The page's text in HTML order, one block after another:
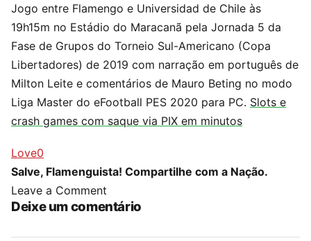
Jogo entre Flamengo e Universidad de Chile às
19h15m no Estádio do Maracanã pela Jornada 5 da
Fase de Grupos do Torneio Sul-Americano (Copa
Libertadores) de 2019 com narração em português de
Milton Leite e comentários de Mauro Beting no modo
Liga Master do eFootball PES 2020 para PC. Slots e
crash games com saque via PIX em minutos
Love0
Salve, Flamenguista! Compartilhe com a Nação.
Leave a Comment
Deixe um comentário